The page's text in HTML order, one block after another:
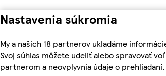
Nastavenia súkromia
My a našich 18 partnerov ukladáme
Svoj súhlas môžete udeliť alebo spravovať
partnerom a neovplyvnia údaje o